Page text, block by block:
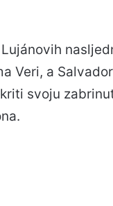
Veri, a
svoju